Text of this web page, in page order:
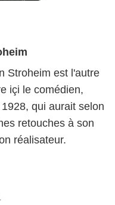
Stroheim est l'autre
içi le comédien,
qui aurait selon
retouches à son
réalisateur.